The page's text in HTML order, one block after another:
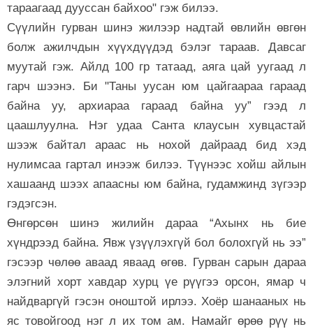
тараагаад дууссан байхоо" гэж билээ.
Сүүлийн гурван шинэ жилээр надтай өвлийн өвгөн
болж ажилчдын хүүхдүүдэд бэлэг тараав. Давсаг
муутай гэж. Айлд 100 гр татаад, аяга цай уугаад л
гарч шээнэ. Би "Таны уусан юм цайгаараа гараад
байна уу, архиараа гараад байна уу” гээд л
цаашлуулна. Нэг удаа Санта клаусын хувцастай
шээж байтал араас нь нохой дайраад бид хэд
нулимсаа гартал инээж билээ. Түүнээс хойш айлын
хашаанд шээх апаасны юм байна, гудамжинд зүгээр
гэдэгсэн.
Өнгөрсөн шинэ жилийн дараа “Ахынх нь бие
хүндрээд байна. Явж үзүүлэхгүй бол болохгүй нь ээ”
гэсээр чөлөө аваад яваад өгөв. Гурван сарын дараа
элэгний хорт хавдар хурц үе рүүгээ орсон, ямар ч
найдваргүй гэсэн оноштой ирлээ. Хоёр шанааных нь
яс товойгоод нэг л их том ам. Намайг өрөө рүү нь